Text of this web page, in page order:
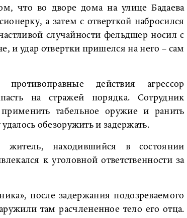
что во дворе дома на улице Бадаева
а затем с отверткой набросился
случайности фельдшер носил с
и удар отвертки пришелся на него – сам
действия агрессор
на стражей порядка. Сотрудник
табельное оружие и ранить
обезоружить и задержать.
житель, находившийся в состоянии
к уголовной ответственности за
после задержания подозреваемого
там расчлененное тело его отца.